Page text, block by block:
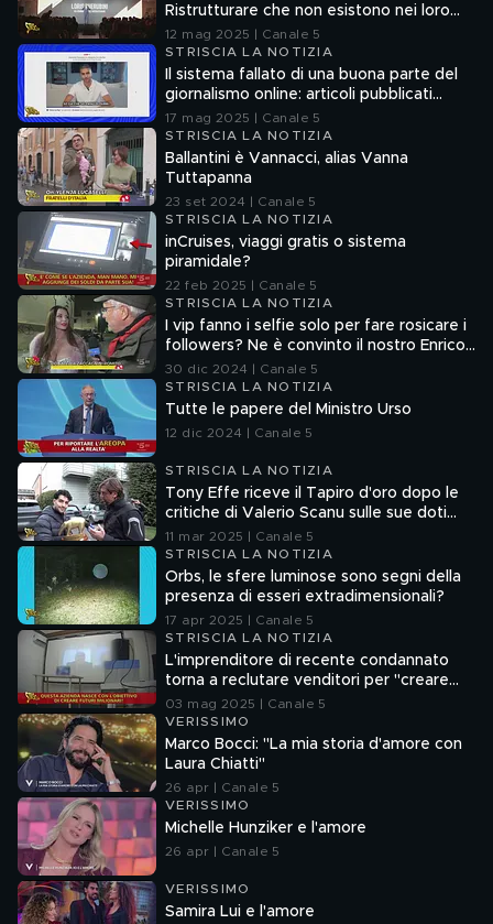
Ristrutturare che non esistono nei loro
sistemi informatici
12 mag 2025 | Canale 5
STRISCIA LA NOTIZIA
Il sistema fallato di una buona parte del
giornalismo online: articoli pubblicati
senza la verifica delle fonti
17 mag 2025 | Canale 5
STRISCIA LA NOTIZIA
Ballantini è Vannacci, alias Vanna
Tuttapanna
23 set 2024 | Canale 5
STRISCIA LA NOTIZIA
inCruises, viaggi gratis o sistema
piramidale?
22 feb 2025 | Canale 5
STRISCIA LA NOTIZIA
I vip fanno i selfie solo per fare rosicare i
followers? Ne è convinto il nostro Enrico
Lucci
30 dic 2024 | Canale 5
STRISCIA LA NOTIZIA
Tutte le papere del Ministro Urso
12 dic 2024 | Canale 5
STRISCIA LA NOTIZIA
Tony Effe riceve il Tapiro d'oro dopo le
critiche di Valerio Scanu sulle sue doti
canore
11 mar 2025 | Canale 5
STRISCIA LA NOTIZIA
Orbs, le sfere luminose sono segni della
presenza di esseri extradimensionali?
17 apr 2025 | Canale 5
STRISCIA LA NOTIZIA
L'imprenditore di recente condannato
torna a reclutare venditori per "creare
futuri milionari"
03 mag 2025 | Canale 5
VERISSIMO
Marco Bocci: "La mia storia d'amore con
Laura Chiatti"
26 apr | Canale 5
VERISSIMO
Michelle Hunziker e l'amore
26 apr | Canale 5
VERISSIMO
Samira Lui e l'amore